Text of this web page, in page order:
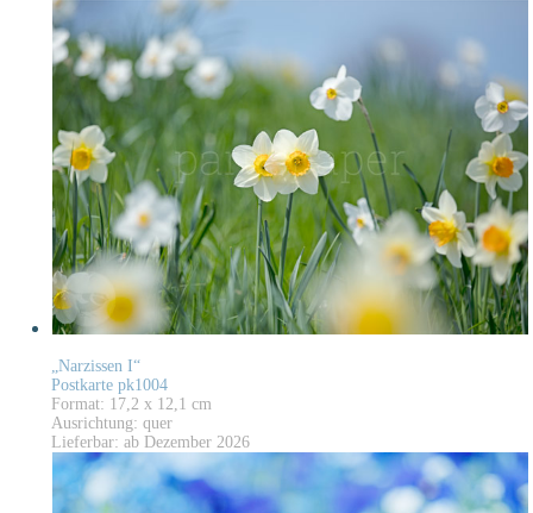
„Narzissen I“
Postkarte pk1004
Format: 17,2 x 12,1 cm
Ausrichtung: quer
Lieferbar: ab Dezember 2026